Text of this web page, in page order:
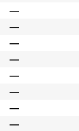
―
―
―
―
―
―
―
―